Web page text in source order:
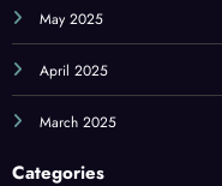
May 2025
April 2025
March 2025
Categories